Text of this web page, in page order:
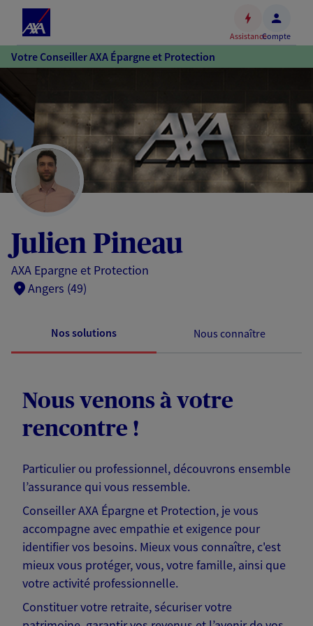
Accéder
au
Accéder
au
pied
de
page
AssistanceCompte
Votre Conseiller AXA Épargne et Protection
Julien Pineau
AXA Epargne et Protection
Angers (49)
Nos solutions Nous connaître
Nous venons à votre
rencontre !
Particulier ou professionnel, découvrons ensemble
l’assurance qui vous ressemble.
Conseiller AXA Épargne et Protection, je vous
accompagne avec empathie et exigence pour
identifier vos besoins. Mieux vous connaître, c'est
mieux vous protéger, vous, votre famille, ainsi que
votre activité professionnelle.
Constituer votre retraite, sécuriser votre